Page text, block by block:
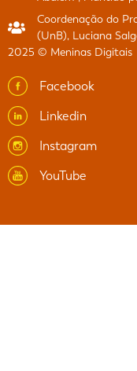
Coordenação do
(UnB), Luciana
2025 © Meninas Digitais
Facebook
Linkedin
Instagram
YouTube